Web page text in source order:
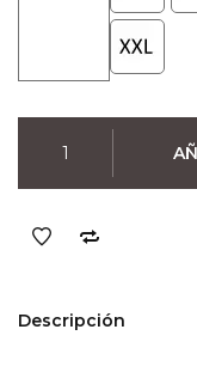
Divididos
(Negro)
Descripción